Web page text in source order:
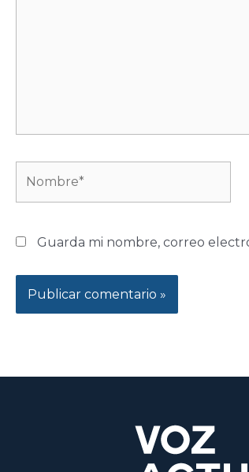
Guarda mi nombre, correo